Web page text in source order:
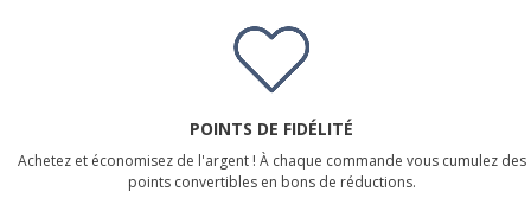
POINTS DE FIDÉLITÉ
Achetez et économisez de l'argent ! À chaque commande vous cumulez des
points convertibles en bons de réductions.